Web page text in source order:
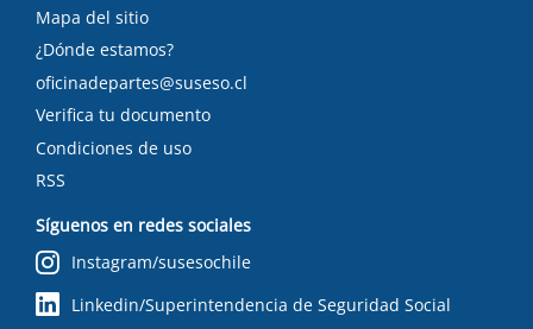
Mapa del sitio
¿Dónde estamos?
oficinadepartes@suseso.cl
Verifica tu documento
Condiciones de uso
RSS
Síguenos en redes sociales
Instagram/susesochile
Linkedin/Superintendencia de Seguridad Social